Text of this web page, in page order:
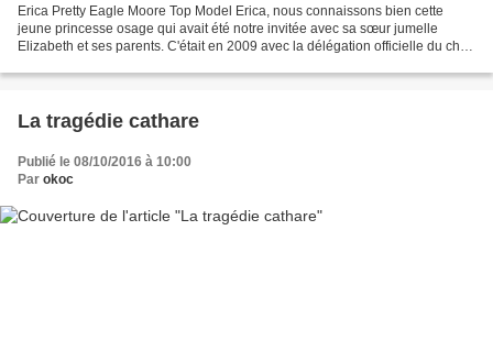
Erica Pretty Eagle Moore Top Model Erica, nous connaissons bien cette
jeune princesse osage qui avait été notre invitée avec sa sœur jumelle
Elizabeth et ses parents. C'était en 2009 avec la délégation officielle du chef
La tragédie cathare
Publié le 08/10/2016 à 10:00
Par okoc